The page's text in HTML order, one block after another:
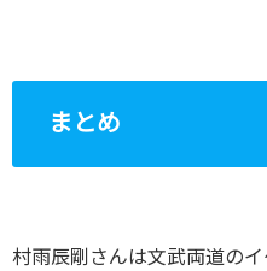
まとめ
村雨辰剛さんは文武両道のイ